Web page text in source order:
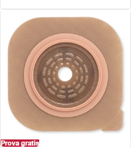
Prova gratis